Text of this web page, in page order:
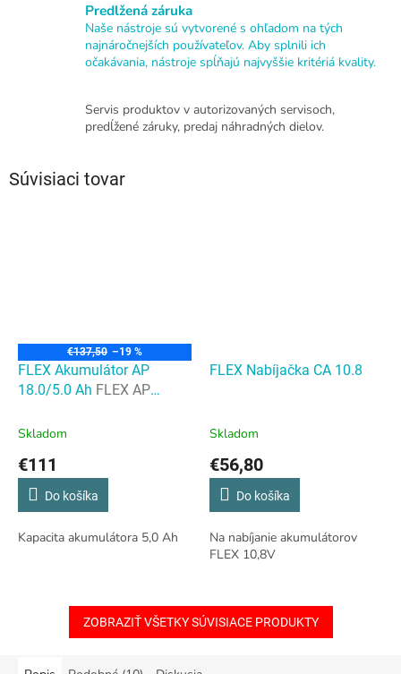
Predlžená záruka
Naše nástroje sú vytvorené s ohľadom na tých
najnáročnejších používateľov. Aby splnili ich
očakávania, nástroje spĺňajú najvyššie kritériá kvality.
Servis produktov v autorizovaných servisoch,
predĺžené záruky, predaj náhradných dielov.
Súvisiaci tovar
€137,50 –19 %
FLEX Akumulátor AP
18.0/5.0 Ah FLEX AP
Skladom
€111
Do košíka
Kapacita akumulátora 5,0 Ah
FLEX Nabíjačka CA 10.8
Skladom
€56,80
Do košíka
Na nabíjanie akumulátorov
FLEX 10,8V
ZOBRAZIŤ VŠETKY SÚVISIACE PRODUKTY